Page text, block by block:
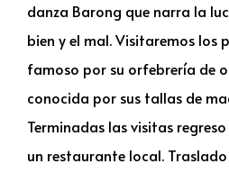
danza Barong que narra la
bien y el mal. Visitaremos los
famoso por su orfebrería de
conocida por sus tallas de
Terminadas las visitas
un restaurante local.